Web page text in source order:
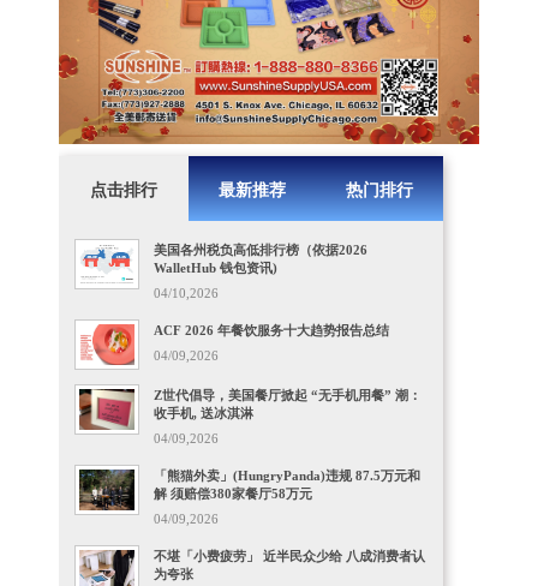
点击排行 最新推荐 热门排行
美国各州税负高低排行榜（依据2026
WalletHub 钱包资讯)
04/10,2026
ACF 2026 年餐饮服务十大趋势报告总结
04/09,2026
Z世代倡导，美国餐厅掀起 “无手机用餐” 潮：
收手机, 送冰淇淋
04/09,2026
「熊猫外卖」(HungryPanda)违规 87.5万元和
解 须赔偿380家餐厅58万元
04/09,2026
不堪「小费疲劳」 近半民众少给 八成消费者认
为夸张